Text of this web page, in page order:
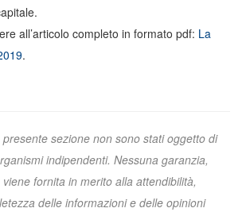
all’articolo completo in formato pdf: La
.
sezione non sono stati oggetto di
indipendenti. Nessuna garanzia,
fornita in merito alla attendibilità,
delle informazioni e delle opinioni